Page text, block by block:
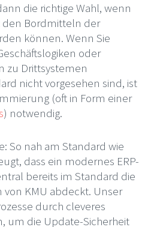
die richtige Wahl, wenn
Bordmitteln der
können. Wenn Sie
oder
zu Drittsystemen
nicht vorgesehen sind, ist
(oft in Form einer
) notwendig.
So nah am Standard wie
dass ein modernes ERP-
bereits im Standard die
KMU abdeckt. Unser
durch cleveres
um die Update-Sicherheit